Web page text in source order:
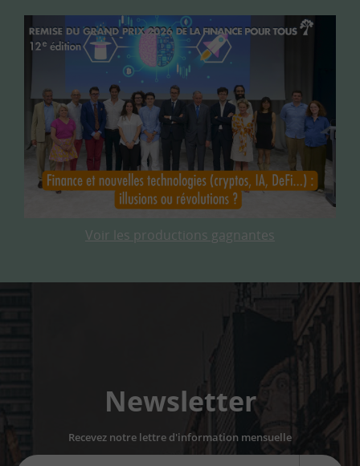
Voir les productions gagnantes
Newsletter
Recevez notre lettre d'information mensuelle